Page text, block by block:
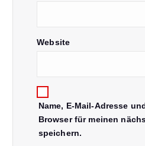
Website
Name, E-Mail-Adresse
Browser für meinen
speichern.